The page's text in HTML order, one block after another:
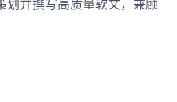
划并撰写高质量软文，兼顾